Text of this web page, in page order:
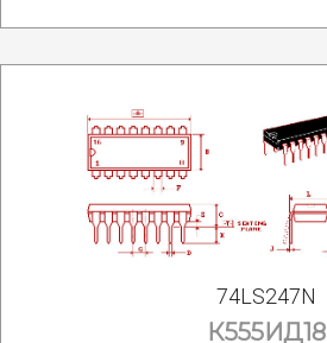
74LS247N
К555ИД18